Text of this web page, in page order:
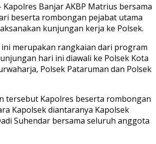
Kapolres Banjar AKBP Matrius bersama
beserta rombongan pejabat utama
kunjungan kerja ke Polsek.
merupakan rangkaian dari program
hari ini diawali ke Polsek Kota
Polsek Pataruman dan Polsek
tersebut Kapolres beserta rombongan
Kapolsek diantaranya Kapolsek
Suhendar bersama seluruh anggota